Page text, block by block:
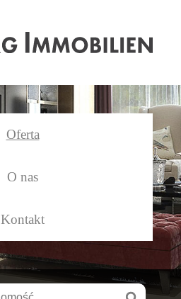
Oferta
O nas
Kontakt